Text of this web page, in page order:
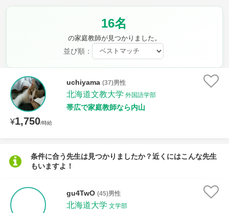
16名
の家庭教師が見つかりました。
並び順：
¥1,750/時給
uchiyama (37)男性
北海道文教大学 外国語学部
帯広で家庭教師なら内山
条件に合う先生は見つかりましたか？近くにはこんな先生
もいますよ！
gu4TwO (45)男性
北海道大学 文学部
教科
理科
保健・体育 図画工作 書写
時給：¥1,000 ～ ¥10,000
授業可能日
土曜日 日曜日
所属大学